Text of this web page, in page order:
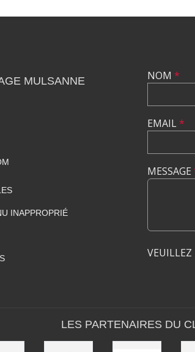
MULSANNE
INAPPROPRIÉ
NOM *
EMAIL*
MESSAGE
VEUILLEZ
LES PARTENAIRES DU